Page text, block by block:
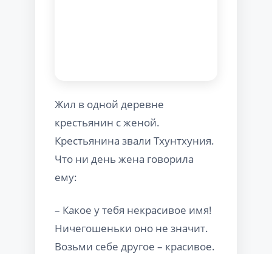
Жил в одной деревне
крестьянин с женой.
Крестьянина звали Тхунтхуния.
Что ни день жена говорила
ему:
– Какое у тебя некрасивое имя!
Ничегошеньки оно не значит.
Возьми себе другое – красивое.